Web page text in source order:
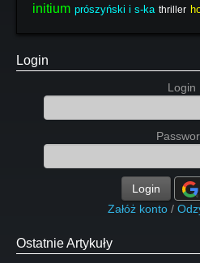
initium prószyński i s-ka thriller
Login
Login
Login
Załóż konto /
Ostatnie Artykuły